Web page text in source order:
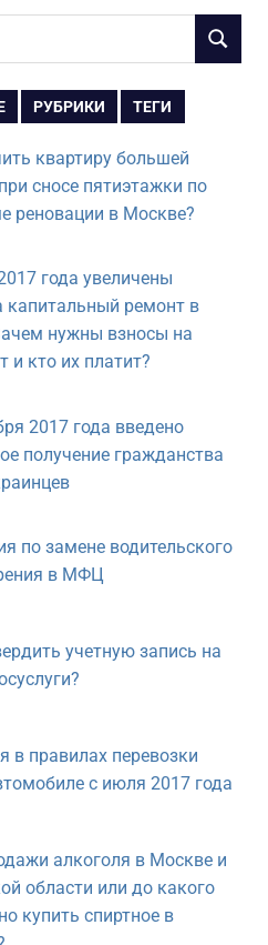
ПОИСК
РУБРИКИ ТЕГИ
квартиру большей
сносе пятиэтажки по
реновации в Москве?
года увеличены
капитальный ремонт в
нужны взносы на
и кто их платит?
2017 года введено
получение гражданства
по замене водительского
в МФЦ
учетную запись на
в правилах перевозки
с июля 2017 года
алкоголя в Москве и
области или до какого
купить спиртное в